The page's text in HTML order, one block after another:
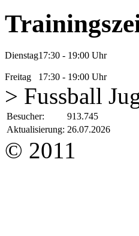
Dienstag17:30 - 19:00 Uhr
Freitag 17:30 - 19:00 Uhr
> Fussball
Besucher:
913.745
Aktualisierung: 26.07.2026
© 2011